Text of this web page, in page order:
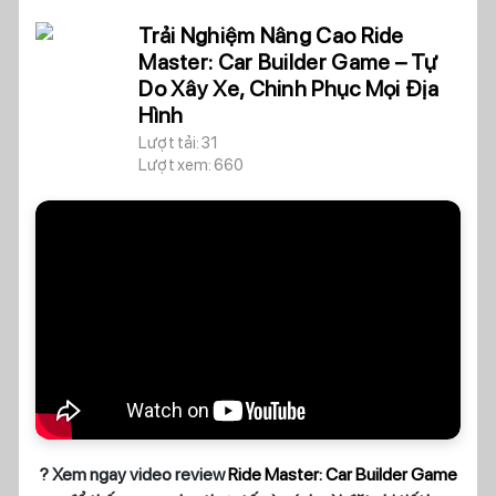
Trải Nghiệm Nâng Cao Ride
Master: Car Builder Game – Tự
Do Xây Xe, Chinh Phục Mọi Địa
Hình
Lượt tải: 31
Lượt xem: 660
? Xem ngay video reviewRide Master: Car Builder Game